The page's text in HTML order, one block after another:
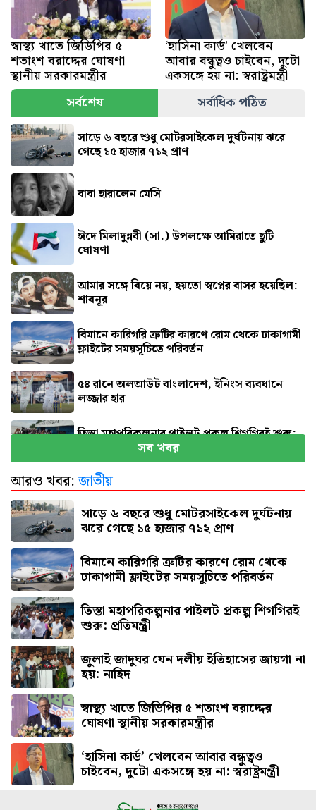
স্বাস্থ্য খাতে জিডিপির ৫
শতাংশ বরাদ্দের ঘোষণা
স্থানীয় সরকারমন্ত্রীর
‘হাসিনা কার্ড’ খেলবেন
আবার বন্ধুত্বও চাইবেন, দুটো
একসঙ্গে হয় না: স্বরাষ্ট্রমন্ত্রী
সর্বশেষ
সর্বাধিক পঠিত
সাড়ে ৬ বছরে শুধু মোটরসাইকেল দুর্ঘটনায় ঝরে
গেছে ১৫ হাজার ৭১২ প্রাণ
বাবা হারালেন মেসি
ঈদে মিলাদুন্নবী (সা.) উপলক্ষে আমিরাতে ছুটি
ঘোষণা
আমার সঙ্গে বিয়ে নয়, হয়তো স্বপ্নের বাসর হয়েছিল:
শাবনূর
বিমানে কারিগরি ত্রুটির কারণে রোম থেকে ঢাকাগামী
ফ্লাইটের সময়সূচিতে পরিবর্তন
৫৪ রানে অলআউট বাংলাদেশ, ইনিংস ব্যবধানে
লজ্জার হার
তিস্তা মহাপরিকল্পনার পাইলট প্রকল্প শিগগিরই শুরু:
জুলাই জাদুঘর যেন দলীয় ইতিহাসের জায়গা না হয়:
সব খবর
আরও খবর:জাতীয়
সাড়ে ৬ বছরে শুধু মোটরসাইকেল দুর্ঘটনায়
ঝরে গেছে ১৫ হাজার ৭১২ প্রাণ
বিমানে কারিগরি ত্রুটির কারণে রোম থেকে
ঢাকাগামী ফ্লাইটের সময়সূচিতে পরিবর্তন
তিস্তা মহাপরিকল্পনার পাইলট প্রকল্প শিগগিরই
শুরু: প্রতিমন্ত্রী
জুলাই জাদুঘর যেন দলীয় ইতিহাসের জায়গা না
হয়: নাহিদ
স্বাস্থ্য খাতে জিডিপির ৫ শতাংশ বরাদ্দের
ঘোষণা স্থানীয় সরকারমন্ত্রীর
‘হাসিনা কার্ড’ খেলবেন আবার বন্ধুত্বও
চাইবেন, দুটো একসঙ্গে হয় না: স্বরাষ্ট্রমন্ত্রী